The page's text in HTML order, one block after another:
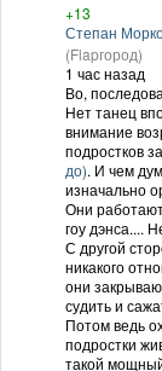
+13
Степан
(Flapгород)
1 час назад
Во,
Нет танец
внимание
подростков
до). И чем
изначально
Они
гоу дэнса....
С другой
никакого
они
судить и
Потом ведь
подростки
такой